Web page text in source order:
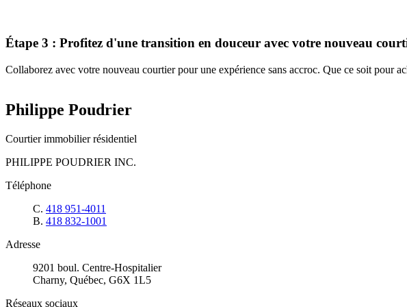
Étape 3 : Profitez d'une transition en douceur avec votre nouveau
Collaborez avec votre nouveau courtier pour une expérience sans accroc. Que ce soit pour
Philippe Poudrier
Courtier immobilier résidentiel
PHILIPPE POUDRIER INC.
Téléphone
C. 418 951-4011
B. 418 832-1001
Adresse
9201 boul. Centre-Hospitalier
Charny, Québec, G6X 1L5
Réseaux sociaux